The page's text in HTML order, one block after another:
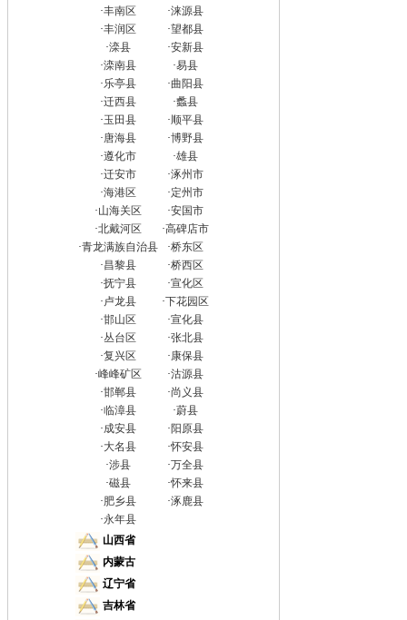
·丰南区 ·涞源县
·丰润区 ·望都县
·滦县 ·安新县
·滦南县 ·易县
·乐亭县 ·曲阳县
·迁西县 ·蠡县
·玉田县 ·顺平县
·唐海县 ·博野县
·遵化市 ·雄县
·迁安市 ·涿州市
·海港区 ·定州市
·山海关区 ·安国市
·北戴河区 ·高碑店市
·青龙满族自治县 ·桥东区
·昌黎县 ·桥西区
·抚宁县 ·宣化区
·卢龙县 ·下花园区
·邯山区 ·宣化县
·丛台区 ·张北县
·复兴区 ·康保县
·峰峰矿区 ·沽源县
·邯郸县 ·尚义县
·临漳县 ·蔚县
·成安县 · 阳原县
·大名县 ·怀安县
·涉县 ·万全县
·磁县 ·怀来县
·肥乡县 ·涿鹿县
·永年县
山西省
内蒙古
辽宁省
吉林省